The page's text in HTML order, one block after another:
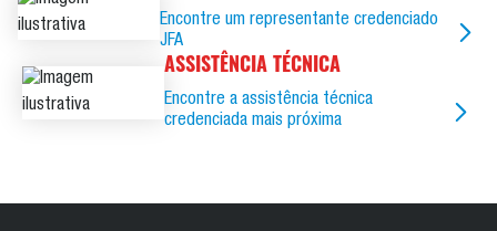
Encontre um representante credenciado
JFA
ASSISTÊNCIA TÉCNICA
Encontre a assistência técnica
credenciada mais próxima